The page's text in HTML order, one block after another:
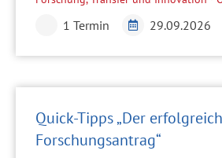
1 Termin 29.09.2026
Quick-Tipps „Der
Forschungsantrag“